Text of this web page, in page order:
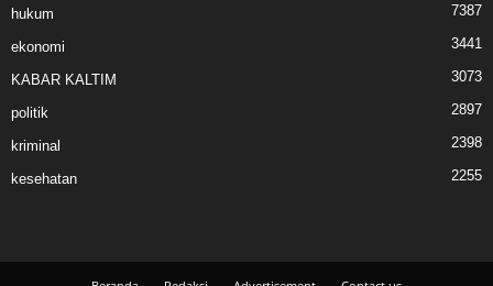
hukum 7387
ekonomi 3441
KABAR KALTIM 3073
politik 2897
kriminal 2398
kesehatan 2255